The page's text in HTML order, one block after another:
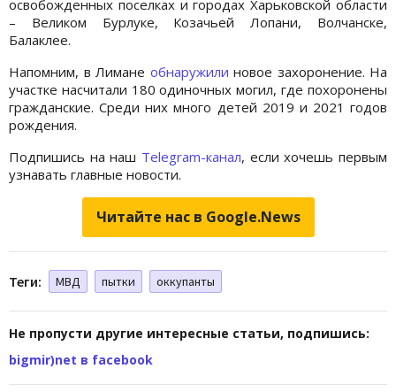
освобожденных поселках и городах Харьковской области
– Великом Бурлуке, Козачьей Лопани, Волчанске,
Балаклее.
Напомним, в Лимане обнаружили новое захоронение. На
участке насчитали 180 одиночных могил, где похоронены
гражданские. Среди них много детей 2019 и 2021 годов
рождения.
Подпишись на наш Telegram-канал, если хочешь первым
узнавать главные новости.
Читайте нас в Google.News
Теги: МВД пытки оккупанты
Не пропусти другие интересные статьи, подпишись:
bigmir)net в facebook